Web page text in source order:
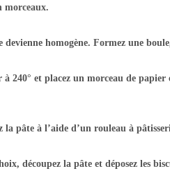
morceaux.
devienne homogène. Formez une
240° et placez un morceau de papier
pâte à l’aide d’un rouleau à
découpez la pâte et déposez les